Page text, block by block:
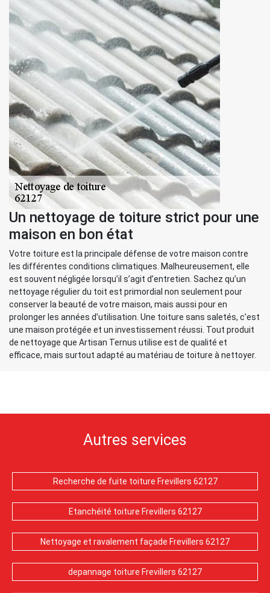
Un nettoyage de toiture strict pour une
maison en bon état
Votre toiture est la principale défense de votre maison contre
les différentes conditions climatiques. Malheureusement, elle
est souvent négligée lorsqu’il s’agit d’entretien. Sachez qu’un
nettoyage régulier du toit est primordial non seulement pour
conserver la beauté de votre maison, mais aussi pour en
prolonger les années d’utilisation. Une toiture sans saletés, c’est
une maison protégée et un investissement réussi. Tout produit
de nettoyage que Artisan Ternus utilise est de qualité et
efficace, mais surtout adapté au matériau de toiture à nettoyer.
Autres services
Recherche de fuite toiture Frevillers 62127
Etanchéité toiture Frevillers 62127
Nettoyage et ravalement façade Frevillers 62127
depannage toiture Frevillers 62127